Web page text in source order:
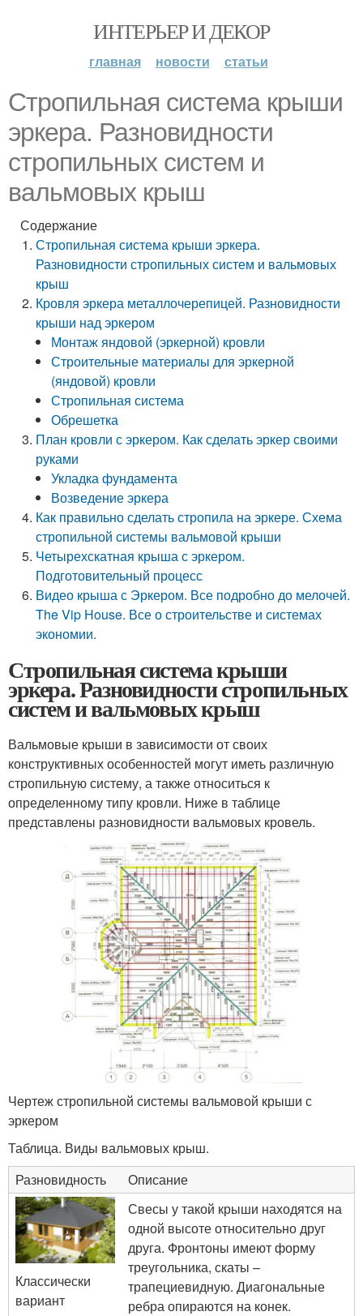
ИНТЕРЬЕР И ДЕКОР
главная новости статьи
Стропильная система крыши
эркера. Разновидности
стропильных систем и
вальмовых крыш
Содержание
Стропильная система крыши эркера.
Разновидности стропильных систем и вальмовых
крыш
Кровля эркера металлочерепицей. Разновидности
крыши над эркером
Монтаж яндовой (эркерной) кровли
Строительные материалы для эркерной
(яндовой) кровли
Стропильная система
Обрешетка
План кровли с эркером. Как сделать эркер своими
руками
Укладка фундамента
Возведение эркера
Как правильно сделать стропила на эркере. Схема
стропильной системы вальмовой крыши
Четырехскатная крыша с эркером.
Подготовительный процесс
Видео крыша с Эркером. Все подробно до мелочей.
The Vip House. Все о строительстве и системах
экономии.
Стропильная система крыши
эркера. Разновидности стропильных
систем и вальмовых крыш
Вальмовые крыши в зависимости от своих
конструктивных особенностей могут иметь различную
стропильную систему, а также относиться к
определенному типу кровли. Ниже в таблице
представлены разновидности вальмовых кровель.
Чертеж стропильной системы вальмовой крыши с
эркером
Таблица. Виды вальмовых крыш.
Разновидность
Описание
Классически
вариант
Свесы у такой крыши находятся на
одной высоте относительно друг
друга. Фронтоны имеют форму
треугольника, скаты –
трапециевидную. Диагональные
ребра опираются на конек.